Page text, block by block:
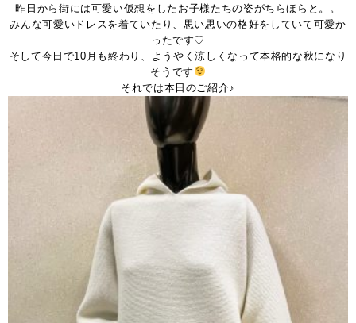
昨日から街には可愛い仮想をしたお子様たちの姿がちらほらと。。
みんな可愛いドレスを着ていたり、思い思いの格好をしていて可愛か
ったです♡
そして今日で10月も終わり、ようやく涼しくなって本格的な秋になり
そうです
それでは本日のご紹介♪